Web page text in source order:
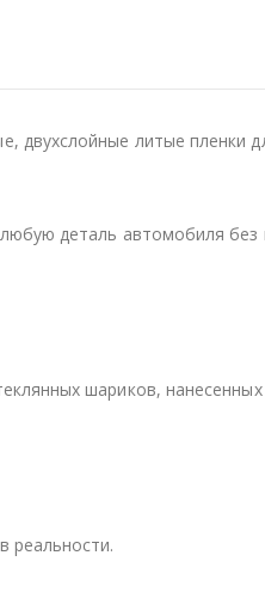
двухслойные литые пленки
деталь автомобиля без
шариков,
реальности.